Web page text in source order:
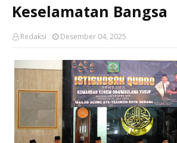
Keselamatan Bangsa
Redaksi Desember 04, 2025